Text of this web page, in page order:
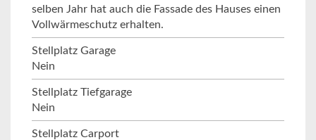
selben Jahr hat auch die Fassade des Hauses einen
Vollwärmeschutz erhalten.
Stellplatz Garage
Nein
Stellplatz Tiefgarage
Nein
Stellplatz Carport